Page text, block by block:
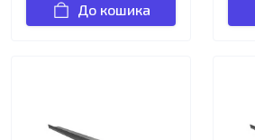
До кошика